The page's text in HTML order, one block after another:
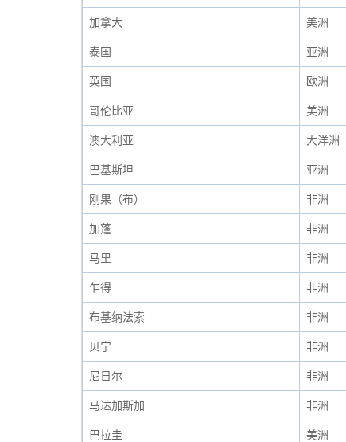
加拿大 美洲
泰国 亚洲
英国 欧洲
哥伦比亚 美洲
澳大利亚 大洋洲
巴基斯坦 亚洲
刚果（布） 非洲
加蓬 非洲
马里 非洲
乍得 非洲
布基纳法索 非洲
贝宁 非洲
尼日尔 非洲
马达加斯加 非洲
巴拉圭 美洲